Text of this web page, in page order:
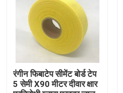
रंगीन फिबाटेप सीमेंट बोर्ड टेप
5 सेमी X90 मीटर दीवार क्षार